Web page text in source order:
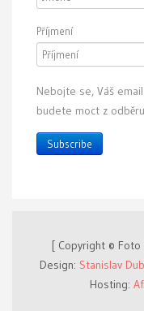
Příjmení
Nebojte se, Váš
budete moct z
Subscribe
[ Copyright ©
Design: Stanislav
Hosting: